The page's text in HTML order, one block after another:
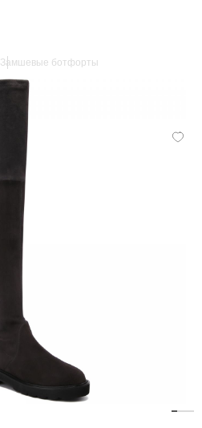
Замшевые ботфорты